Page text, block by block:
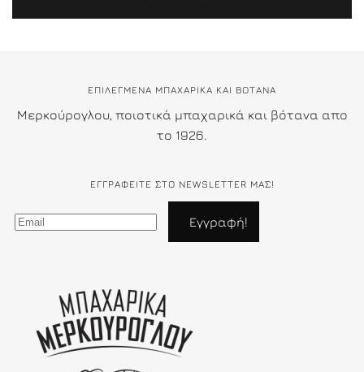
ΕΠΙΛΕΓΜΕΝΑ ΜΠΑΧΑΡΙΚΑ ΚΑΙ ΒΟΤΑΝΑ
Μερκούρογλου, ποιοτικά μπαχαρικά και βότανα απο
το 1926.
ΕΓΓΡΑΦΕΊΤΕ ΣΤΟ NEWSLETTER ΜΑΣ!